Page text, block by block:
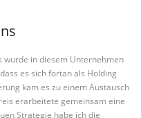
wurde in diesem Unternehmen
es sich fortan als Holding
kam es zu einem Austausch
erarbeitete gemeinsam eine
Strategie habe ich die